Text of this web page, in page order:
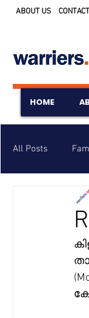
ABOUT US CONTACT
HOME
All Posts
Awards &
Untitled